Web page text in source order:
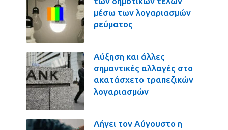
μέσω των λογαριασμών
ρεύματος
Αύξηση και άλλες
σημαντικές αλλαγές στο
ακατάσχετο τραπεζικών
λογαριασμών
Λήγει τον Αύγουστο η